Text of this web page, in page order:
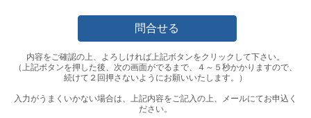
内容をご確認の上、よろしければ上記ボタンをクリックして下さい。
（上記ボタンを押した後、次の画面がでるまで、４～５秒かかりますので、
続けて２回押さないようにお願いいたします。）
入力がうまくいかない場合は、上記内容をご記入の上、メールにてお申込く
ださい。